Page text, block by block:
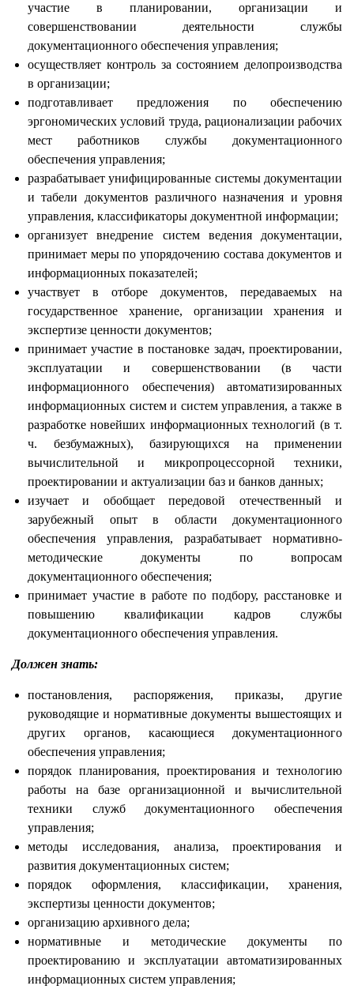
участие в планировании, организации и
совершенствовании деятельности службы
документационного обеспечения управления;
осуществляет контроль за состоянием делопроизводства
в организации;
подготавливает предложения по обеспечению
эргономических условий труда, рационализации рабочих
мест работников службы документационного
обеспечения управления;
разрабатывает унифицированные системы документации
и табели документов различного назначения и уровня
управления, классификаторы документной информации;
организует внедрение систем ведения документации,
принимает меры по упорядочению состава документов и
информационных показателей;
участвует в отборе документов, передаваемых на
государственное хранение, организации хранения и
экспертизе ценности документов;
принимает участие в постановке задач, проектировании,
эксплуатации и совершенствовании (в части
информационного обеспечения) автоматизированных
информационных систем и систем управления, а также в
разработке новейших информационных технологий (в т.
ч. безбумажных), базирующихся на применении
вычислительной и микропроцессорной техники,
проектировании и актуализации баз и банков данных;
изучает и обобщает передовой отечественный и
зарубежный опыт в области документационного
обеспечения управления, разрабатывает нормативно-
методические документы по вопросам
документационного обеспечения;
принимает участие в работе по подбору, расстановке и
повышению квалификации кадров службы
документационного обеспечения управления.
Должен знать:
постановления, распоряжения, приказы, другие
руководящие и нормативные документы вышестоящих и
других органов, касающиеся документационного
обеспечения управления;
порядок планирования, проектирования и технологию
работы на базе организационной и вычислительной
техники служб документационного обеспечения
управления;
методы исследования, анализа, проектирования и
развития документационных систем;
порядок оформления, классификации, хранения,
экспертизы ценности документов;
организацию архивного дела;
нормативные и методические документы по
проектированию и эксплуатации автоматизированных
информационных систем управления;